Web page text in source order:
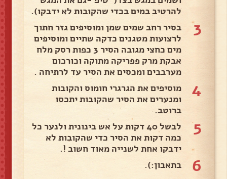
להרטיב במים בכדי שהקובות לא ידבקו).
3
בסיר רחב שמים שמן ומוסיפים גזר חתוך
לרצועות מטגנים כדקה שתיים ומוסיפים
מים כחצי מגובה הסיר 3 כפות רסק מלח
אבקת מרק פפריקה מתוקה וכורכום
מערבבים ומכסים את הסיר עד לרתיחה .
4
מוסיפים את הגרגרי חומוס והקובות
ומנערים את הסיר שהקובות יתכסו
ברוטב.
5
לבשל 40 דקות על אש בינונית ולנער כל
כמה דקות את הסיר כדי שהקובות לא
ידבקו אחת לשנייה מאוד חשוב !.
6 בתאבון:).